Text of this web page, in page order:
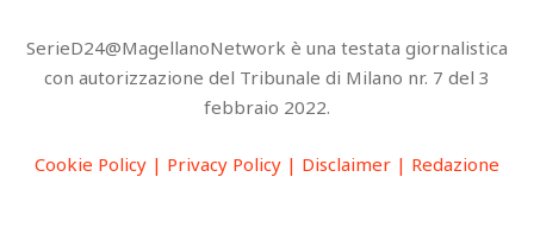
SerieD24@MagellanoNetwork è una testata giornalistica
con autorizzazione del Tribunale di Milano nr. 7 del 3
febbraio 2022.
Cookie Policy | Privacy Policy | Disclaimer | Redazione